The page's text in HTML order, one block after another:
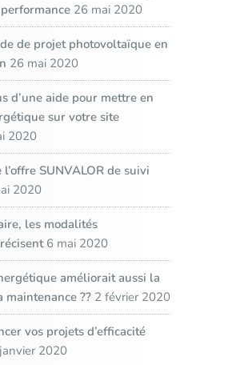
26 mai 2020
de projet photovoltaïque en
26 mai 2020
d’une aide pour mettre en
sur votre site
2020
SUNVALOR de suivi
2020
les modalités
6 mai 2020
améliorait aussi la
maintenance ?? 2 février 2020
vos projets d’efficacité
2020